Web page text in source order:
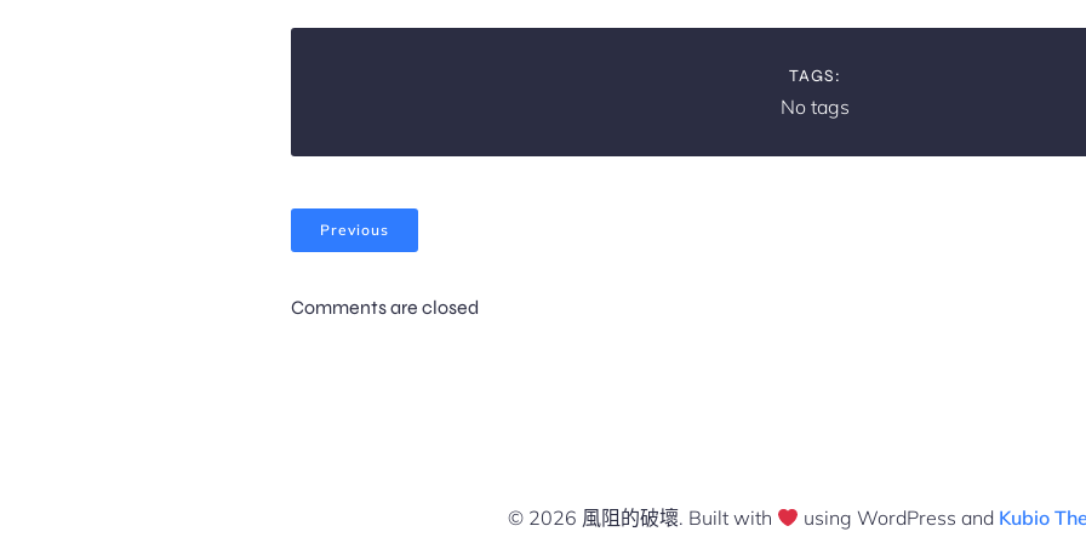
TAGS:
No tags
Previous
Comments are closed
© 2026 風阻的破壞. Built with using WordPress and Kubio